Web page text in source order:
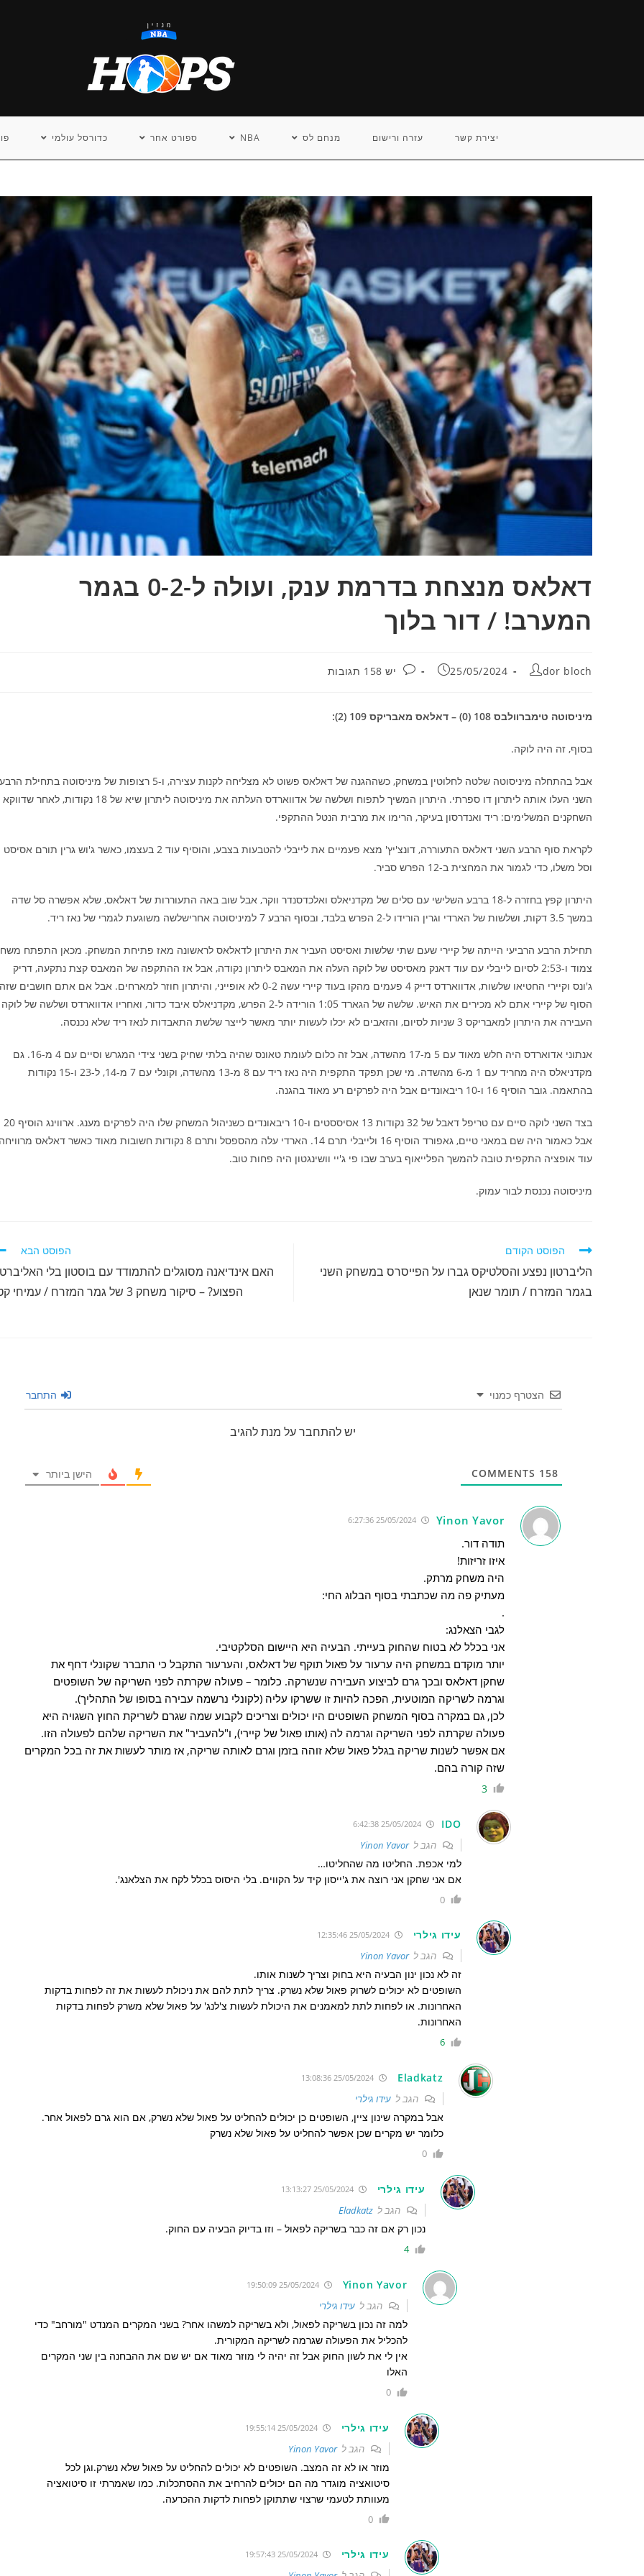
יצירת קשר עזרה ורישום מנחם לס NBA ספורט אחר כדורסל עולמי
דאלאס מנצחת בדרמת ענק, ועולה ל-0-2 בגמר
המערב! / דור בלוך
מחבר:
dor bloch פורסם:
25/05/2024 תגובות:
יש 158 תגובות
מיניסוטה טימברוולבס 108 (0) – דאלאס מאבריקס 109 (2):
בסוף, זה היה לוקה.
אבל בהתחלה מיניסוטה שלטה לחלוטין במשחק, כשההגנה של דאלאס פשוט לא מצליחה לקנות עצירה, ו-5 רצופות של מיניסוטה בתחילת הרבע
השני העלו אותה ליתרון דו ספרתי. היתרון המשיך לתפוח ושלשה של אדווארדס העלתה את מיניסוטה ליתרון שיא של 18 נקודות, לאחר שדווקא
השחקנים המשלימים: ריד ואנדרסון בעיקר, הרימו את מרבית הנטל ההתקפי.
לקראת סוף הרבע השני דאלאס התעוררה, דונצ'יץ' מצא פעמיים את לייבלי להטבעות בצבע, והוסיף עוד 2 בעצמו, כאשר ג'וש גרין תורם אסיסט
וסל משלו, כדי לגמור את המחצית ב-12 הפרש סביר.
היתרון קפץ בחזרה ל-18 ברבע השלישי עם סלים של מקדניאלס ואלכדסנדר ווקר, אבל שוב באה התעוררות של דאלאס, שלא אפשרה סל שדה
במשך 3.5 דקות, ושלשות של הארדי וגרין הורידו ל-2 הפרש בלבד, ובסוף הרבע 7 למיניסוטה אחרישלשה משוגעת לגמרי של נאז ריד.
תחילת הרבע הרביעי הייתה של קיירי שעם שתי שלשות ואסיסט העביר את היתרון לדאלאס לראשונה מאז פתיחת המשחק. מכאן התפתח
צמוד ו-2:53 לסיום לייבלי עם עוד דאנק מאסיסט של לוקה העלה את המאבס ליתרון נקודה, אבל אז ההתקפה של המאבס קצת נתקעה, דריק
ג'ונס וקיירי החטיאו שלשות, אדווארדס דייק 4 פעמים מהקו בעוד קיירי עשה 0-2 לא אופייני, והיתרון חוזר למארחים. אבל אם אתם חושבים שזה
הסוף של קיירי אתם לא מכירים את האיש. שלשה של הגארד 1:05 הורידה ל-2 הפרש, מקדניאלס איבד כדור, ואחריו אדווארדס ושלשה של לוקה
העבירה את היתרון למאבריקס 3 שניות לסיום, והזאבים לא יכלו לעשות יותר מאשר לייצר שלשת התאבדות לנאז ריד שלא נכנסה.
אנתוני אדוארדס היה חלש מאוד עם 5 מ-17 מהשדה, אבל זה כלום לעומת טאונס שהיה בלתי שחיק בשני צידי המגרש וסיים עם 4 מ-16. גם
מקדניאלס היה מחריד עם 1 מ-6 מהשדה. מי שכן תפקד התקפית היה נאז ריד עם 8 מ-13 מהשדה, וקונלי עם 7 מ-14, ל-23 ו-15 נקודות
בהתאמה. גובר הוסיף 16 ו-10 ריבאונדים אבל היה לפרקים רע מאוד בהגנה.
בצד השני לוקה סיים עם טריפל דאבל של 32 נקודות 13 אסיססטים ו-10 ריבאונדים כשניהול המשחק שלו היה לפרקים מענג. ארווינג הוסיף 20
אבל כאמור היה שם במאני טיים, גאפורד הוסיף 16 ולייבלי תרם 14. הארדי עלה מהספסל ותרם 8 נקודות חשובות מאוד כאשר דאלאס
עוד אופציה התקפית טובה להמשך הפלייאוף בערב שבו פי ג'יי וושינגטון היה פחות טוב.
מיניסוטה נכנסת לבור עמוק.
לקרוא
נוספים
הפוסט הקודם
הליברטון נפצע והסלטיקס גברו על הפייסרס במשחק השני
בגמר המזרח / תומר שנאן
הפוסט הבא
האם אינדיאנה מסוגלים להתמודד עם בוסטון בלי
הפצוע? – סיקור משחק 3 של גמר המזרח / עמיחי קטן
הצטרף כמנוי התחבר
יש להתחבר על מנת להגיב
158 הישן ביותר
Yinon Yavor
25/05/2024 6:27:36
תודה דור.
איזו זריזות!
היה משחק מרתק.
מעתיק פה מה שכתבתי בסוף הבלוג החי:
.
לגבי הצאלנג:
אני בכלל לא בטוח שהחוק בעייתי. הבעיה היא היישום הסלקטיבי.
יותר מוקדם במשחק היה ערעור על פאול תוקף של דאלאס, והערעור התקבל כי התברר שקונלי דחף את
שחקן דאלאס ובכך גרם לביצוע העבירה שנשרקה. כלומר – פעולה שקרתה לפני השריקה של השופטים
וגרמה לשריקה המוטעית, הפכה להיות זו ששרקו עליה (לקונלי נרשמה עבירה בסופו של התהליך).
לכן, גם במקרה בסוף המשחק השופטים היו יכולים וצריכים לקבוע שמה שגרם לשריקת החוץ השגויה היא
פעולה שקרתה לפני השריקה וגרמה לה (אותו פאול של קיירי), ו"להעביר" את השריקה שלהם לפעולה הזו.
אם אפשר לשנות שריקה בגלל פאול שלא זוהה בזמן וגרם לאותה שריקה, אז מותר לעשות את זה בכל המקרים
שזה קורה בהם.
3
IDO
הגב לYinon Yavor
למי אכפת. החליטו מה שהחליטו…
אם אני שחקן אני רוצה את ג'ייסון קיד על הקווים. בלי היסוס בכלל לקח את הצלאנג'.
0
עידו גילרי 25/05/2024 12:35:46
הגב לYinon Yavor
זה לא נכון ינון הבעיה היא בחוק וצריך לשנות אותו.
השופטים לא יכולים לשרוק פאול שלא נשרק. צריך לתת להם את ניכולת לעשות את זה לפחות בדקות
האחרונות. או לפחות לתת למאמנים את היכולת לעשות צ'לנג' על פאול שלא משרק לפחות בדקות
האחרונות.
6
Eladkatz
25/05/2024 13:08:36
הגב לעידו גילרי
אבל במקרה שינון ציין, השופטים כן יכולים להחליט על פאול שלא נשרק, אם הוא גרם לפאול אחר.
כלומר יש מקרים שכן אפשר להחליט על פאול שלא נשרק
0
עידו גילרי 25/05/2024 13:13:27
הגב לEladkatz
נכון רק אם זה כבר בשריקה לפאול – וזו בדיוק הבעיה עם החוק.
4
Yinon Yavor
25/05/2024 19:50:09
הגב לעידו גילרי
למה זה נכון בשריקה לפאול, ולא בשריקה למשהו אחר? בשני המקרים המנדט "מורחב" כדי
להכליל את הפעולה שגרמה לשריקה המקורית.
אין לי את לשון החוק אבל זה יהיה לי מוזר מאוד אם יש שם את ההבחנה בין שני המקרים
האלו
0
עידו גילרי 25/05/2024 19:55:14
הגב לYinon Yavor
מוזר או לא זה המצב. השופטים לא יכולים להחליט על פאול שלא נשרק.וגן לכל
סיטואציה מוגדר מה הם יכולים להרחיב את ההסתכלות. כמו שאמרתי זו סיטואציה
מעוותת לטעמי שרצוי שתתוקן לפחות לדקות ההכרעה.
0
עידו גילרי 25/05/2024 19:57:43